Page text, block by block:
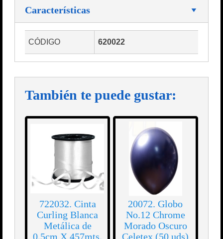
Características
CÓDIGO 620022
También te puede gustar:
722032. Cinta
Curling Blanca
Metálica de
0.5cm X 457mts.
20072. Globo
No.12 Chrome
Morado Oscuro
Celetex (50 uds)